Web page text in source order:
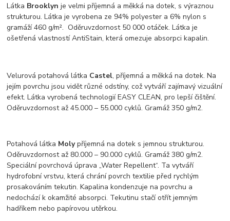
Látka Brooklyn je velmi příjemná a měkká na dotek, s výraznou
strukturou. Látka je vyrobena ze 94% polyester a 6% nylon s
gramáží 460 g/m². Oděruvzdornost 50 000 otáček. Látka je
ošetřená vlastností AntiStain, která omezuje absorpci kapalin.
Velurová potahová látka Castel, příjemná a měkká na dotek. Na
jejím povrchu jsou vidět různé odstíny, což vytváří zajímavý vizuální
efekt. Látka vyrobená technologií EASY CLEAN, pro lepší čištění.
Oděruvzdornost až 45.000 – 55.000 cyklů. Gramáž 350 g/m2.
Potahová látka Molypříjemná na dotek s jemnou strukturou.
Oděruvzdornost až 80.000 – 90.000 cyklů. Gramáž 380 g/m2.
Speciální povrchová úprava „Water Repellent“. Ta vytváří
hydrofobní vrstvu, která chrání povrch textilie před rychlým
prosakováním tekutin. Kapalina kondenzuje na povrchu a
nedochází k okamžité absorpci. Tekutinu stačí otřít jemným
hadříkem nebo papírovou utěrkou.